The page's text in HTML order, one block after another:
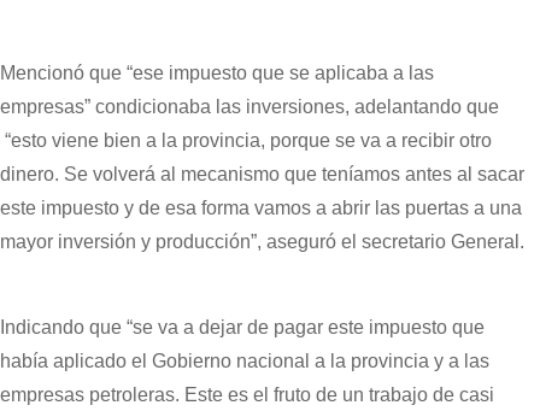
Mencionó que “ese impuesto que se aplicaba a las
empresas” condicionaba las inversiones, adelantando que
“esto viene bien a la provincia, porque se va a recibir otro
dinero. Se volverá al mecanismo que teníamos antes al sacar
este impuesto y de esa forma vamos a abrir las puertas a una
mayor inversión y producción”, aseguró el secretario General.
Indicando que “se va a dejar de pagar este impuesto que
había aplicado el Gobierno nacional a la provincia y a las
empresas petroleras. Este es el fruto de un trabajo de casi